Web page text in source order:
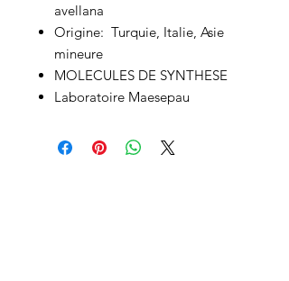
avellana
Origine: Turquie, Italie, Asie
mineure
MOLECULES DE SYNTHESE
Laboratoire Maesepau